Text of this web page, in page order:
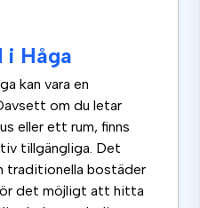
i Håga
kan vara en
om du letar
eller ett rum, finns
tillgängliga. Det
traditionella bostäder
det möjligt att hitta